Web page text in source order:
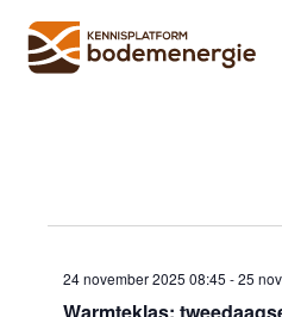
een
24 november 2025 08:45 -25